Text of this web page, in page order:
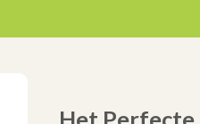
Het Perfecte